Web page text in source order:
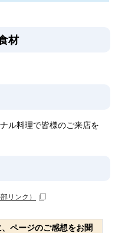
材
ル料理で皆様のご来店を
部リンク）
ページのご感想をお聞